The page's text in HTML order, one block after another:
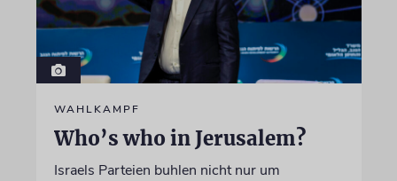
WAHLKAMPF
Who’s who in Jerusalem?
Israels Parteien buhlen nicht nur um